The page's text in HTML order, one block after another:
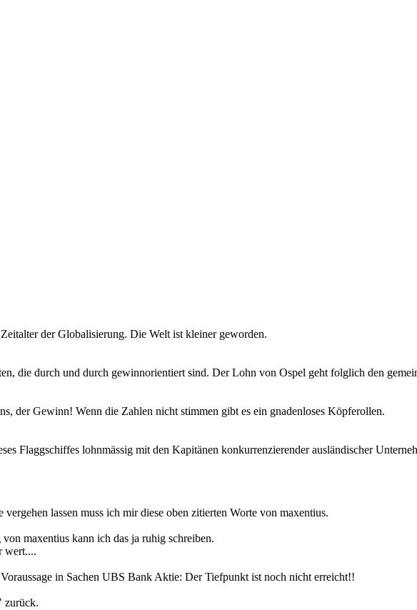
der Globalisierung. Die Welt ist kleiner geworden.
die durch und durch gewinnorientiert sind. Der Lohn von Ospel geht folglich den
der Gewinn! Wenn die Zahlen nicht stimmen gibt es ein gnadenloses Köpferollen.
Flaggschiffes lohnmässig mit den Kapitänen konkurrenzierender ausländischer
lassen muss ich mir diese oben zitierten Worte von maxentius.
maxentius kann ich das ja ruhig schreiben.
wert....
in Sachen UBS Bank Aktie: Der Tiefpunkt ist noch nicht erreicht!!
zurück.